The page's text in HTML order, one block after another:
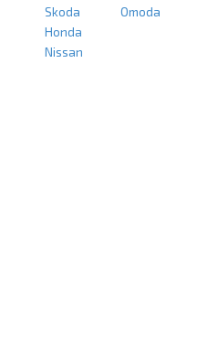
Skoda
Honda
Nissan
Omoda